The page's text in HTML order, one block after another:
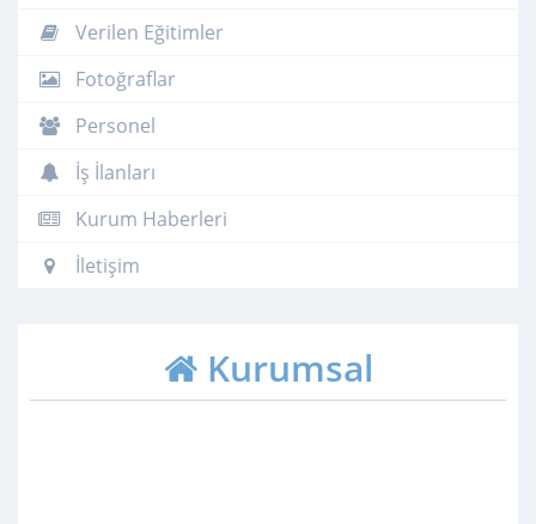
Verilen Eğitimler
Fotoğraflar
Personel
İş İlanları
Kurum Haberleri
İletişim
Kurumsal